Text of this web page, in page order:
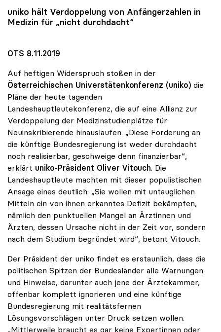
uniko hält Verdoppelung von Anfängerzahlen in
Medizin für „nicht durchdacht“
OTS 8.11.2019
Auf heftigen Widerspruch stoßen in der
Österreichischen Universtätenkonferenz (uniko) die
Pläne der heute tagenden
Landeshauptleutekonferenz, die auf eine Allianz zur
Verdoppelung der Medizinstudienplätze für
Neuinskribierende hinauslaufen. „Diese Forderung an
die künftige Bundesregierung ist weder durchdacht
noch realisierbar, geschweige denn finanzierbar“,
erklärt uniko-Präsident Oliver Vitouch. Die
Landeshauptleute machten mit dieser populistischen
Ansage eines deutlich: „Sie wollen mit untauglichen
Mitteln ein von ihnen erkanntes Defizit bekämpfen,
nämlich den punktuellen Mangel an Ärztinnen und
Ärzten, dessen Ursache nicht in der Zeit vor, sondern
nach dem Studium begründet wird“, betont Vitouch.
Der Präsident der uniko findet es erstaunlich, dass die
politischen Spitzen der Bundesländer alle Warnungen
und Hinweise, darunter auch jene der Ärztekammer,
offenbar komplett ignorieren und eine künftige
Bundesregierung mit realitätsfernen
Lösungsvorschlägen unter Druck setzen wollen.
„Mittlerweile braucht es gar keine Expertinnen oder